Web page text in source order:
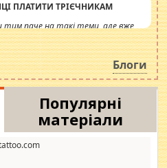
ПЛАТИТИ ТРІЄЧНИКАМ
тим паче на такі теми, але вже
сьогоднішні інсенуації
питання. Штучно
соціальна катастрофа.
Блоги
Популярні
матеріали